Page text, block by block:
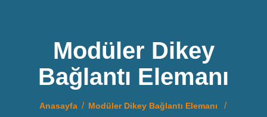
Modüler Dikey
Bağlantı Elemanı
Anasayfa
Modüler Dikey Bağlantı Elemanı